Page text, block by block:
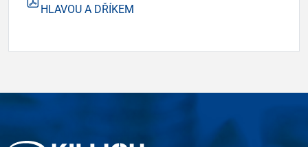
HLAVOU A DŘÍKEM